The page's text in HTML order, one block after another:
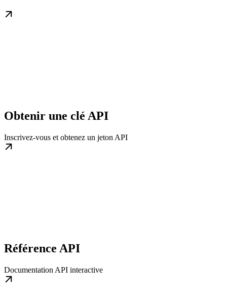
Obtenir une clé API
Inscrivez-vous et obtenez un jeton API
Référence API
Documentation API interactive